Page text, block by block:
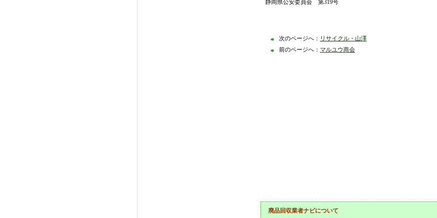
静岡県公安委員会 第319号
次のページへ： リサイクル・山澤
前のページへ： マルユウ商会
廃品回収業者ナビについて